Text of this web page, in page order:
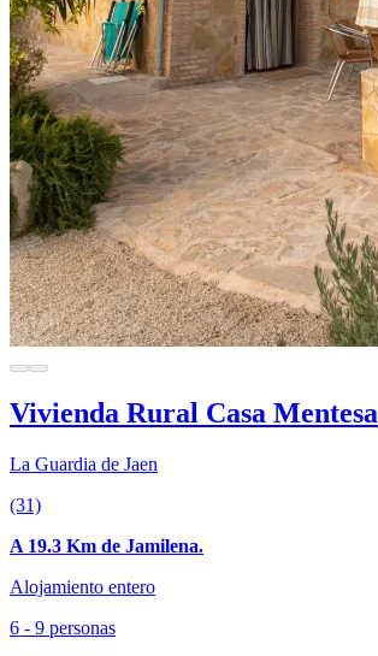
Vivienda Rural Casa Mentesa
La Guardia de Jaen
(31)
A 19.3 Km de Jamilena.
Alojamiento entero
6 - 9 personas